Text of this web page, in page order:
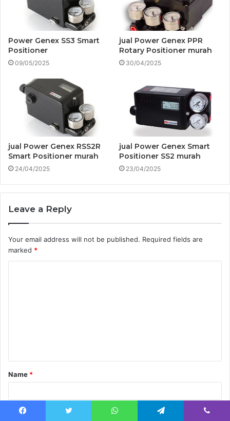
Power Genex SS3 Smart
Positioner
09/05/2025
jual Power Genex PPR
Rotary Positioner murah
30/04/2025
jual Power Genex RSS2R
Smart Positioner murah
24/04/2025
jual Power Genex Smart
Positioner SS2 murah
23/04/2025
Leave a Reply
Your email address will not be published. Required fields are
marked *
t
*
Name *
Email